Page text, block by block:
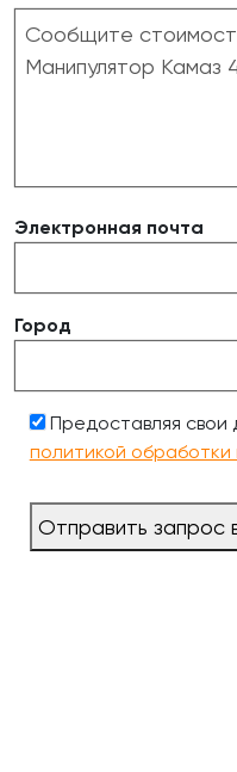
Электронная почта
Город
Предоставляя свои
политикой
Отправить запрос